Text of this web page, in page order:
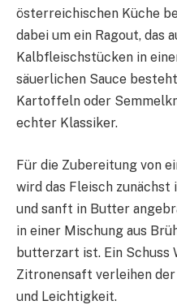
österreichischen Küche
dabei um ein Ragout, das
Kalbfleischstücken in
säuerlichen Sauce
Kartoffeln oder
echter Klassiker.
Für die Zubereitung von
wird das Fleisch
und sanft in Butter
in einer Mischung aus
butterzart ist. Ein Schuss
Zitronensaft verleihen
und Leichtigkeit.